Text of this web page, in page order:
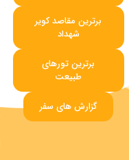
برترین مقاصد کویر
شهداد
برترین تورهای
طبیعت
گزارش های سفر